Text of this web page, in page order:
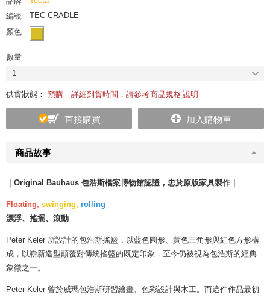
商品故事
｜Original Bauhaus 包浩斯檔案博物館認證，忠於原版家具製作｜
Floating, swinging, rolling
漂浮、搖擺、滾動
Peter Keler 所設計的包浩斯搖籃，以藍色圓形、黃色三角形與紅色方形構
成，以嶄新造型顛覆對傳統搖籃的既定印象，至今仍被視為包浩斯的經典
象徵之一。
Peter Keler 曾於威瑪包浩斯研習繪畫、色彩設計與木工。而這件作品最初
編號
TEC-CRADLE
顏色
數量
1
供貨狀態： 預購｜詳細到貨時間，請參考商品規格說明
直接購買 加入購物車